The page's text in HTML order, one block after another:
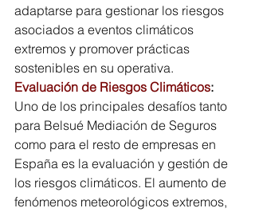
adaptarse para gestionar los riesgos
asociados a eventos climáticos
extremos y promover prácticas
sostenibles en su operativa.
Evaluación de Riesgos Climáticos:
Uno de los principales desafíos tanto
para Belsué Mediación de Seguros
como para el resto de empresas en
España es la evaluación y gestión de
los riesgos climáticos. El aumento de
fenómenos meteorológicos extremos,